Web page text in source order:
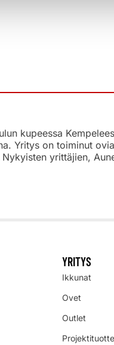
kupeessa
Yritys on toiminut
yrittäjien,
YRITYS
Ikkunat
Ovet
Outlet